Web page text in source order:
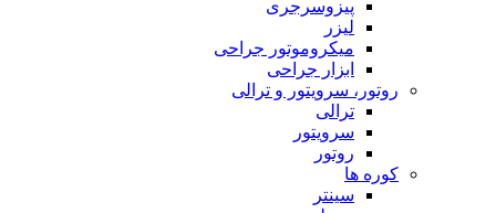
پیزوسرجری
لیزر
میکروموتور جراحی
ابزار جراحی
روتور، سرویتور و ترالی
ترالی
سرویتور
روتور
کوره ها
سینتر